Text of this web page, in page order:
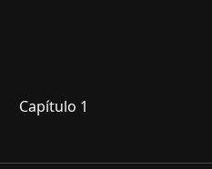
Capítulo 1